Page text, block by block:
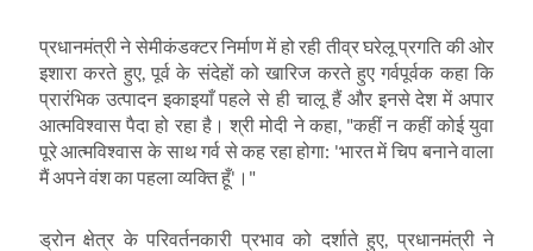
प्रधानमंत्री ने सेमीकंडक्टर निर्माण में हो रही तीव्र घरेलू प्रगति की ओर
इशारा करते हुए, पूर्व के संदेहों को खारिज करते हुए गर्वपूर्वक कहा कि
प्रारंभिक उत्पादन इकाइयाँ पहले से ही चालू हैं और इनसे देश में अपार
आत्मविश्वास पैदा हो रहा है। श्री मोदी ने कहा, "कहीं न कहीं कोई युवा
पूरे आत्मविश्वास के साथ गर्व से कह रहा होगा: 'भारत में चिप बनाने वाला
मैं अपने वंश का पहला व्यक्ति हूँ' ।"
ड्रोन क्षेत्र के परिवर्तनकारी प्रभाव को दर्शाते हुए प्रधानमंत्री ने